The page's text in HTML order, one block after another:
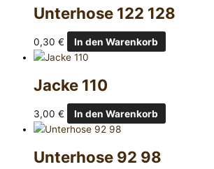
Unterhose 122 128
0,30 € In den Warenkorb
Jacke 110
3,00 € In den Warenkorb
Unterhose 92 98